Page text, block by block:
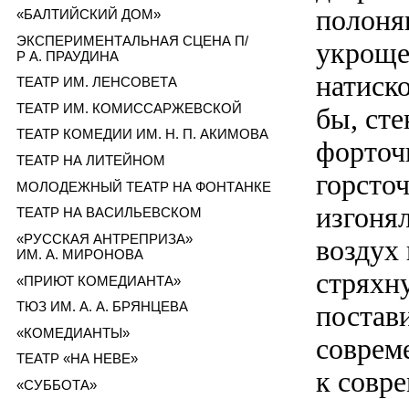
бы,
воздух
к
«БАЛТИЙСКИЙ ДОМ»
ЭКСПЕРИМЕНТАЛЬНАЯ СЦЕНА П/
Р А. ПРАУДИНА
ТЕАТР ИМ. ЛЕНСОВЕТА
ТЕАТР ИМ. КОМИССАРЖЕВСКОЙ
ТЕАТР КОМЕДИИ ИМ. Н. П. АКИМОВА
ТЕАТР НА ЛИТЕЙНОМ
МОЛОДЕЖНЫЙ ТЕАТР НА ФОНТАНКЕ
ТЕАТР НА ВАСИЛЬЕВСКОМ
«РУССКАЯ АНТРЕПРИЗА»
ИМ. А. МИРОНОВА
«ПРИЮТ КОМЕДИАНТА»
ТЮЗ ИМ. А. А. БРЯНЦЕВА
«КОМЕДИАНТЫ»
ТЕАТР «НА НЕВЕ»
«СУББОТА»